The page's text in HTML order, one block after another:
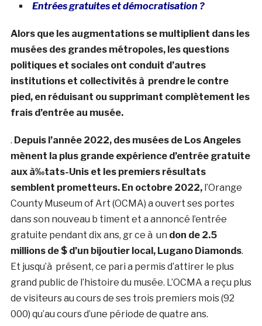
Entrées gratuites et démocratisation ?
Alors que les augmentations se multiplient dans les
musées des grandes métropoles, les questions
politiques et sociales ont conduit d’autres
institutions et collectivités à prendre le contre
pied, en réduisant ou supprimant complètement les
frais d’entrée au musée.
. Depuis l’année 2022, des musées de Los Angeles
mènent la plus grande expérience d’entrée gratuite
aux à‰tats-Unis et les premiers résultats
semblent prometteurs. En octobre 2022, l’Orange
County Museum of Art (OCMA) a ouvert ses portes
dans son nouveau b timent et a annoncé l’entrée
gratuite pendant dix ans, gr ce à un don de 2.5
millions de $ d’un bijoutier local, Lugano Diamonds.
Et jusqu’à présent, ce pari a permis d’attirer le plus
grand public de l’histoire du musée. L’OCMA a reçu plus
de visiteurs au cours de ses trois premiers mois (92
000) qu’au cours d’une période de quatre ans.